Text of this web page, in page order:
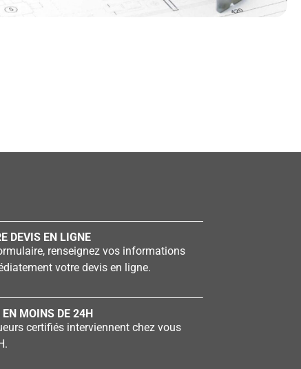
DEVIS EN LIGNE
renseignez vos informations
votre devis en ligne.
MOINS DE 24H
certifiés interviennent chez vous